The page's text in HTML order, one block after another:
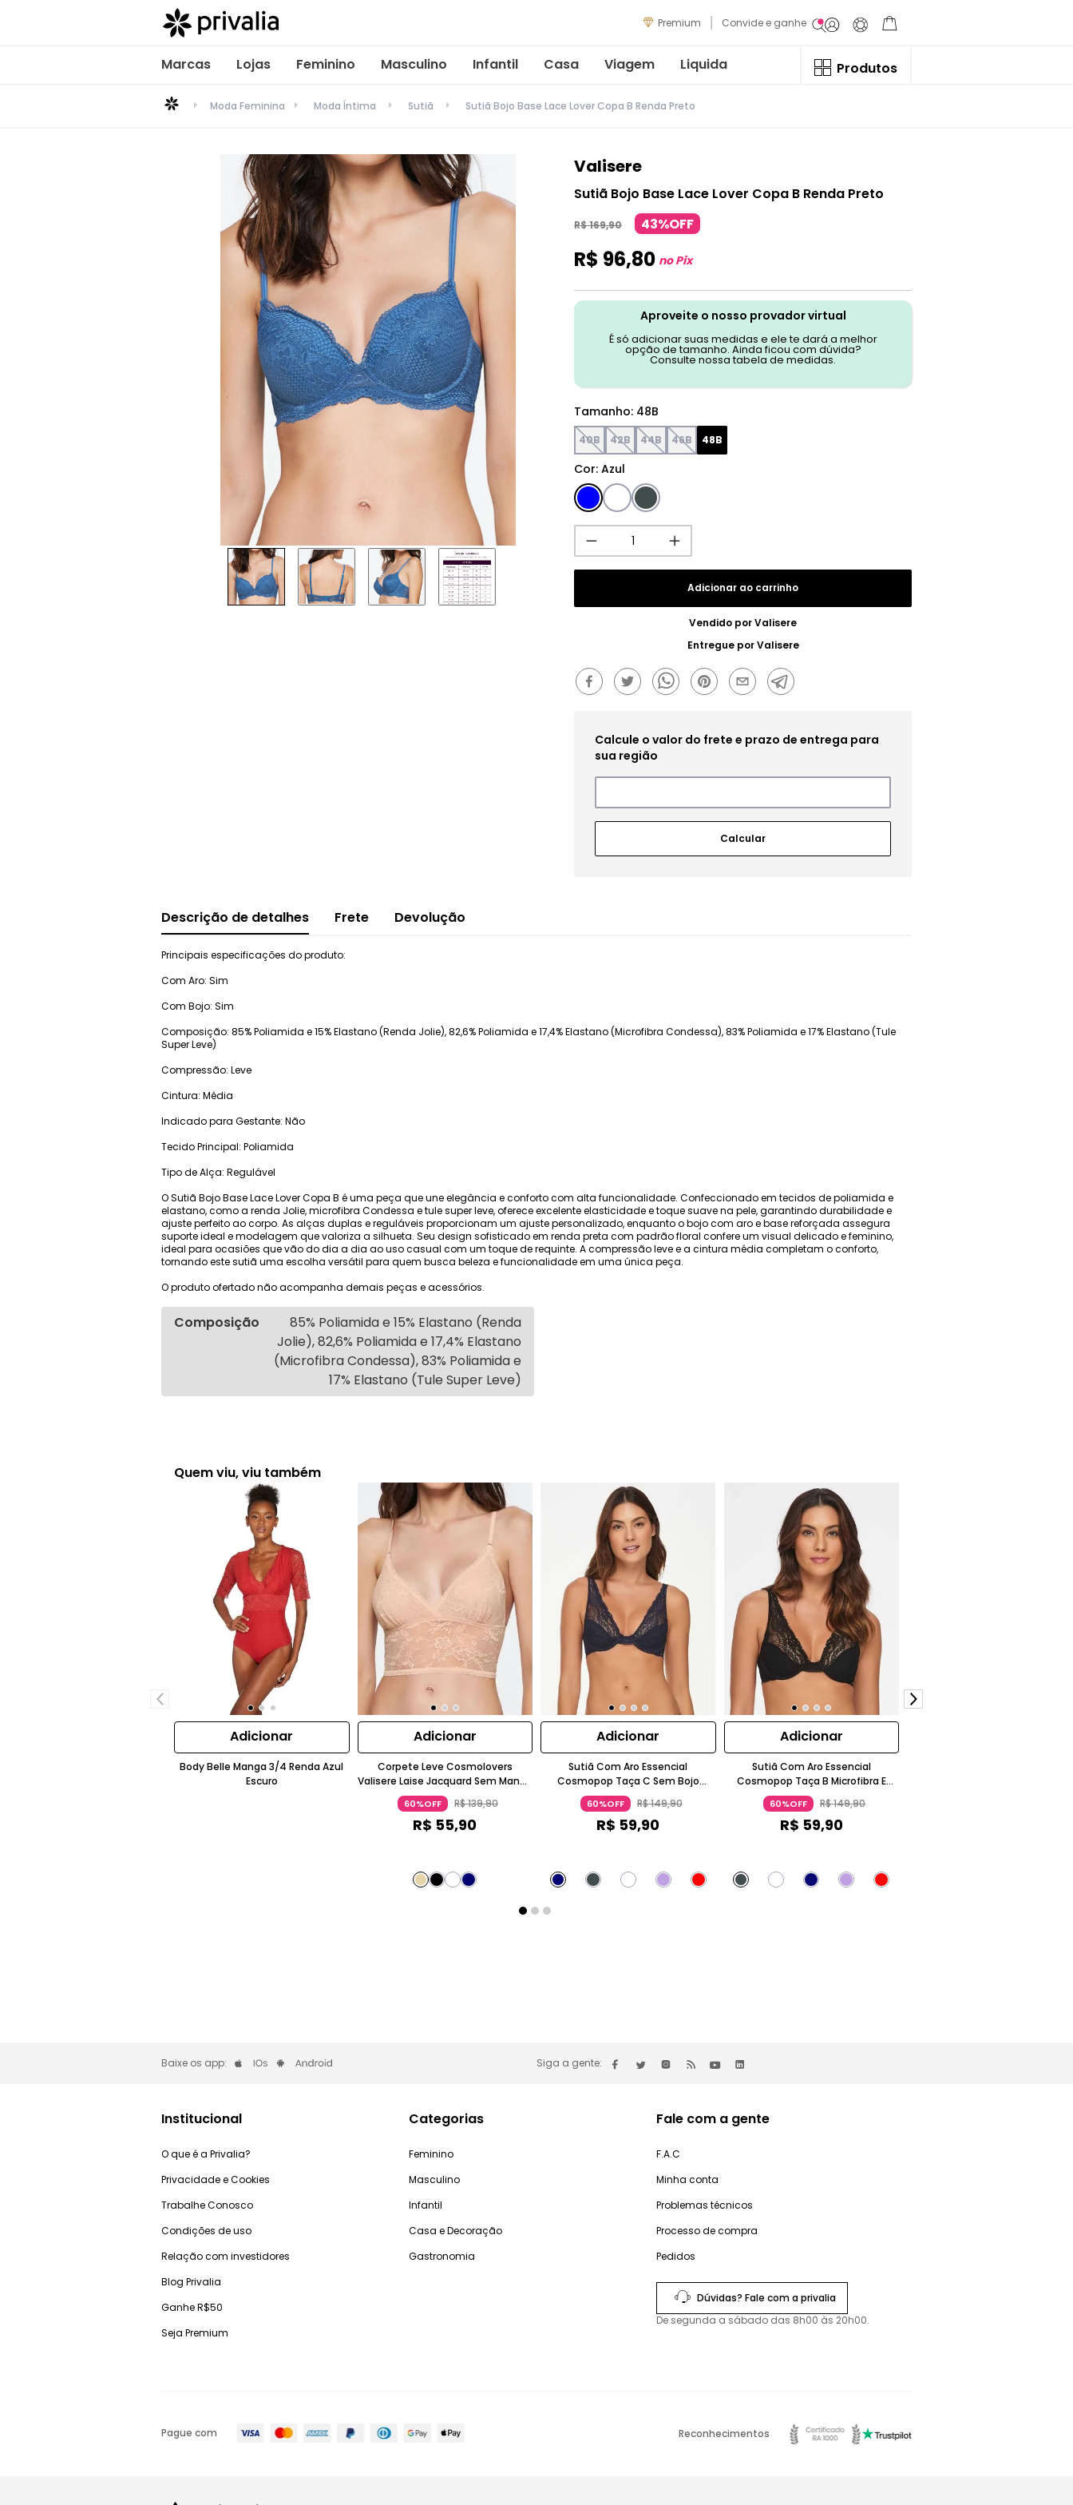
Premium Convide e ganhe
Marcas Lojas Feminino Masculino Infantil Casa Viagem Liquida Produtos
Moda Feminina Moda Íntima Sutiã Sutiã Bojo Base Lace Lover Copa B Renda Preto
Valisere
Sutiã Bojo Base Lace Lover Copa B Renda Preto
R$169,90 43%OFF
R$ 96,80 no Pix
Aproveite o nosso provador virtual
É só adicionar suas medidas e ele te dará a melhor
opção de tamanho. Ainda ficou com dúvida?
Consulte nossa tabela de medidas.
Cor: Azul
Tamanho: 48B
40B 42B 44B 46B 48B
Adicionar ao carrinho
Vendido porValisere
Entregue porValisere
Descrição de detalhes Frete Devolução
Principais especificações do produto:
Com Aro: Sim
Com Bojo: Sim
Composição: 85% Poliamida e 15% Elastano (Renda Jolie), 82,6% Poliamida e 17,4% Elastano (Microfibra Condessa), 83% Poliamida e 17% Elastano (Tule
Super Leve)
Compressão: Leve
Cintura: Média
Indicado para Gestante: Não
Tecido Principal: Poliamida
Tipo de Alça: Regulável
O Sutiã Bojo Base Lace Lover Copa B é uma peça que une elegância e conforto com alta funcionalidade. Confeccionado em tecidos de poliamida e
elastano, como a renda Jolie, microfibra Condessa e tule super leve, oferece excelente elasticidade e toque suave na pele, garantindo durabilidade e
ajuste perfeito ao corpo. As alças duplas e reguláveis proporcionam um ajuste personalizado, enquanto o bojo com aro e base reforçada assegura
suporte ideal e modelagem que valoriza a silhueta. Seu design sofisticado em renda preta com padrão floral confere um visual delicado e feminino,
ideal para ocasiões que vão do dia a dia ao uso casual com um toque de requinte. A compressão leve e a cintura média completam o conforto,
tornando este sutiã uma escolha versátil para quem busca beleza e funcionalidade em uma única peça.
O produto ofertado não acompanha demais peças e acessórios.
Composição
85% Poliamida e 15% Elastano (Renda
Jolie), 82,6% Poliamida e 17,4% Elastano
(Microfibra Condessa), 83% Poliamida e
17% Elastano (Tule Super Leve)
Quem viu, viu também
Adicionar
Body Belle Manga 3/4 Renda Azul
Escuro
Adicionar
Corpete Leve Cosmolovers
Valisere Laise Jacquard Sem Manga
Azul Escuro
60%OFF R$139,90
R$ 55,90
Adicionar
Sutiã Com Aro Essencial
Cosmopop Taça C Sem Bojo
Renda Amarelo Neon
60%OFF R$149,90
R$ 59,90
Adicionar
Sutiã Com Aro Essencial
Cosmopop Taça B Microfibra E
Renda Azul Escuro
60%OFF R$149,90
R$ 59,90
Baixe os app: Siga a gente:
Institucional
O que é a Privalia?
Privacidade e Cookies
Trabalhe Conosco
Condições de uso
Relação com investidores
Blog Privalia
Ganhe R$50
Seja Premium
Categorias
Feminino
Masculino
Infantil
Casa e Decoração
Gastronomia
Fale com a gente
F.A.C
Minha conta
Problemas técnicos
Processo de compra
Pedidos
Dúvidas? Fale com a privalia
De segunda a sábado das 8h00 às 20h00.
Pague com Reconhecimentos